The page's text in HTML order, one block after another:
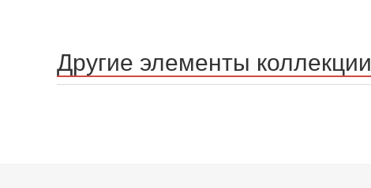
Другие элементы коллекции